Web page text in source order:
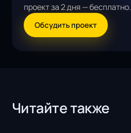
проект за 2 дня — бесплатно.
Обсудить проект
Читайте также